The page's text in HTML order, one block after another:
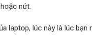
nứt.
laptop, lúc này là lúc